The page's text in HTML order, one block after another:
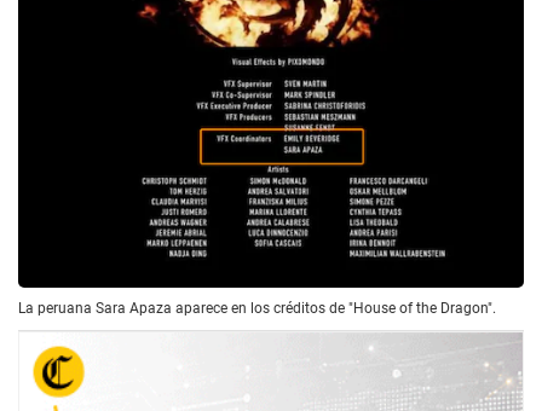
La peruana Sara Apaza aparece en los créditos de "House of the Dragon".